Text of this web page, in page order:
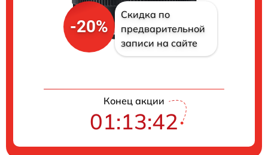
-20%
Скидка по
предварительной
записи на сайте
Конец акции
01:13:41